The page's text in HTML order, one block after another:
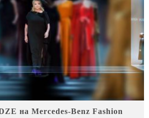
на Mercedes-Benz Fashion